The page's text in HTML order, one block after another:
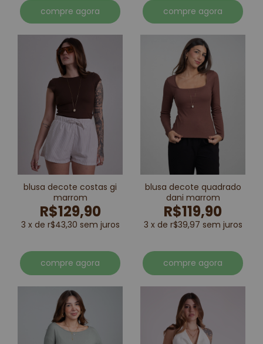
compre agora compre agora
blusa decote costas gi
marrom
R$129,90
3 x de r$43,30 sem juros
compre agora
blusa decote quadrado
dani marrom
R$119,90
3 x de r$39,97 sem juros
compre agora